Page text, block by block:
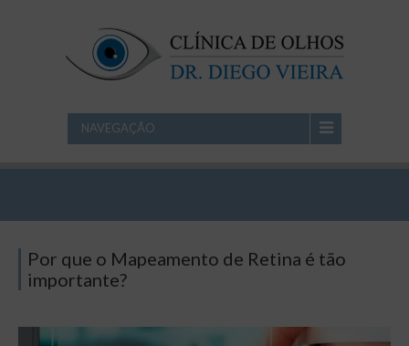
NAVEGAÇÃO
Por que o Mapeamento de Retina é tão
importante?